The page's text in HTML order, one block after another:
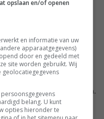
of Thrones testscène
het soms echt storend.
wel goed ingrijpen.
zoals we verwachten
enkele dubbele rand
Enkel het
snel bewegende beelden.
en correct in, filmpans
minimale artefacten.
opslaan en/of openen
en informatie van uw
apparaatgegevens)
door en gedeeld met
site worden gebruikt. Wij
geolocatiegegevens
belang. U kunt
opties hieronder te